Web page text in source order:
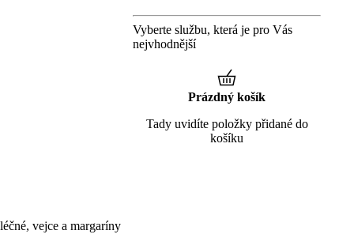
vejce a margaríny
Vyberte službu, která je pro Vás
nejvhodnější
Prázdný košík
Tady uvidíte položky přidané do
košíku